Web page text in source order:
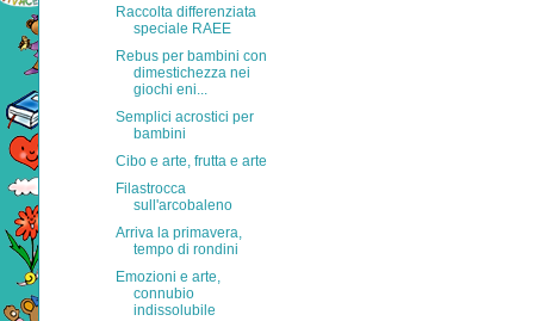
Raccolta differenziata
speciale RAEE
Rebus per bambini con
dimestichezza nei
giochi eni...
Semplici acrostici per
bambini
Cibo e arte, frutta e arte
Filastrocca
sull'arcobaleno
Arriva la primavera,
tempo di rondini
Emozioni e arte,
connubio
indissolubile